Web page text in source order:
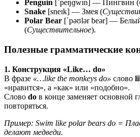
Penguin [ˈpeŋɡwɪn] — Пингвин (
Snake [sneɪk] — Змея (
Polar Bear [ˈpəʊlər beər] —
(Существительное).
Полезные грамматические
1. Конструкция «Like… do»
В фразе «…like the monkeys do» слово
«нравится», а «как» или «подобно».
Слово do в конце заменяет основной
повторяться.
Пример: Swim like polar bears do =
делают медведи.